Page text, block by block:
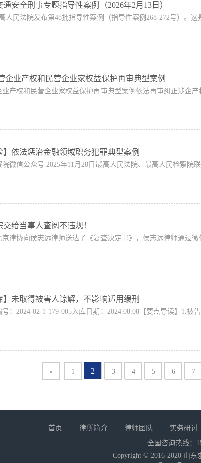
安全刑事专题指导性案例（2026年2月13日）
人民法院发布第48批指导性案例（指导性案例268-272号）。
企业产权和民营企业家权益保护再审典型案例
产权和民营企业家权益保护再审典型案例依法再审纠正涉企
】依法惩治金融领域职务犯罪典型案例
微信公众号 2025年11月28日最高人民法院、最高人民检察院
给当事人查阅不违规！
京律协向侯志远律师送达了《复查决定书》，侯志远律师通过
】未取得被害人谅解，不影响适用缓刑
号：2024-02-1-179-005入库日期：2024.08.08【要点导读】1.被
« 1 2 3 4 5 6 7
首页 律所简介 律师团队 实务研讨
全国咨询热线：
Copyright © 2016-2020 山